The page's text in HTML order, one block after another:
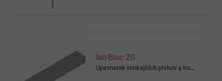
Iso-Bloc 2G
Upevnenie vonkajších prvkov a konštrukcií na ETICS